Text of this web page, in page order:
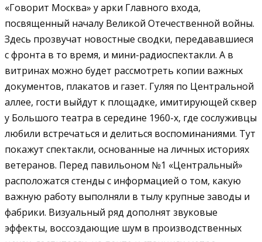
«Говорит Москва» у арки Главного входа,
посвященный началу Великой Отечественной войны.
Здесь прозвучат новостные сводки, передававшиеся
с фронта в то время, и мини-радиоспектакли. А в
витринах можно будет рассмотреть копии важных
документов, плакатов и газет. Гуляя по Центральной
аллее, гости выйдут к площадке, имитирующей сквер
у Большого театра в середине 1960-х, где сослуживцы
любили встречаться и делиться воспоминаниями. Тут
покажут спектакли, основанные на личных историях
ветеранов. Перед павильоном №1 «Центральный»
расположатся стенды с информацией о том, какую
важную работу выполняли в тылу крупные заводы и
фабрики. Визуальный ряд дополнят звуковые
эффекты, воссоздающие шум в производственных